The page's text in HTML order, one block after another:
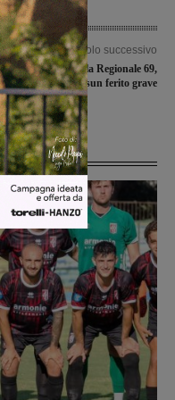
Articolo successivo
Incidente lungo la Regionale 69,
nessun ferito grave